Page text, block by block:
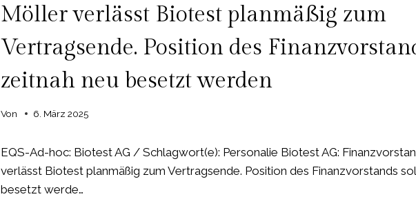
Möller verlässt Biotest planmäßig zum
Vertragsende. Position des
zeitnah neu besetzt werden
Von 6. März 2025
EQS-Ad-hoc: Biotest AG / Schlagwort(e): Personalie Biotest AG:
verlässt Biotest planmäßig zum Vertragsende. Position des Finanzvorstands
besetzt werde…